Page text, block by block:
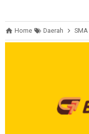
Home Daerah SMA